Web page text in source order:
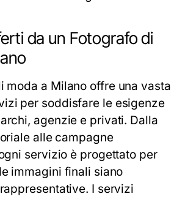
da un Fotografo di
moda a Milano offre una vasta
per soddisfare le esigenze
agenzie e privati. Dalla
alle campagne
servizio è progettato per
immagini finali siano
I servizi